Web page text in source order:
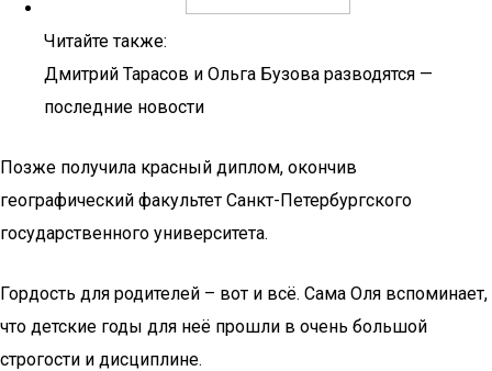
Читайте также:
Дмитрий Тарасов и Ольга Бузова разводятся —
последние новости
Позже получила красный диплом, окончив
географический факультет Санкт-Петербургского
государственного университета.
Гордость для родителей – вот и всё. Сама Оля вспоминает,
что детские годы для неё прошли в очень большой
строгости и дисциплине.